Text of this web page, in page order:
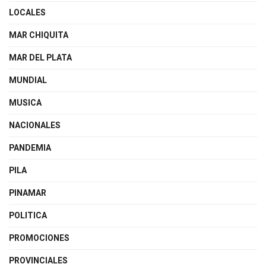
LOCALES
MAR CHIQUITA
MAR DEL PLATA
MUNDIAL
MUSICA
NACIONALES
PANDEMIA
PILA
PINAMAR
POLITICA
PROMOCIONES
PROVINCIALES